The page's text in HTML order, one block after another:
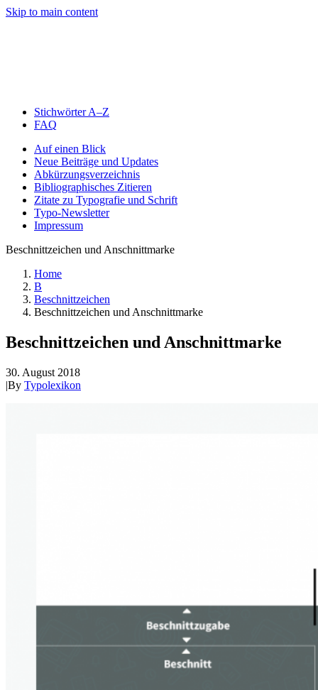
Skip to main content
Stichwörter A–Z
FAQ
Auf einen Blick
Neue Beiträge und Updates
Abkürzungsverzeichnis
Bibliographisches Zitieren
Zitate zu Typografie und Schrift
Typo-Newsletter
Impressum
Beschnittzeichen und Anschnittmarke
Home
B
Beschnittzeichen
Beschnittzeichen und Anschnittmarke
Beschnittzeichen und Anschnittmarke
30. August 2018
|By Typolexikon